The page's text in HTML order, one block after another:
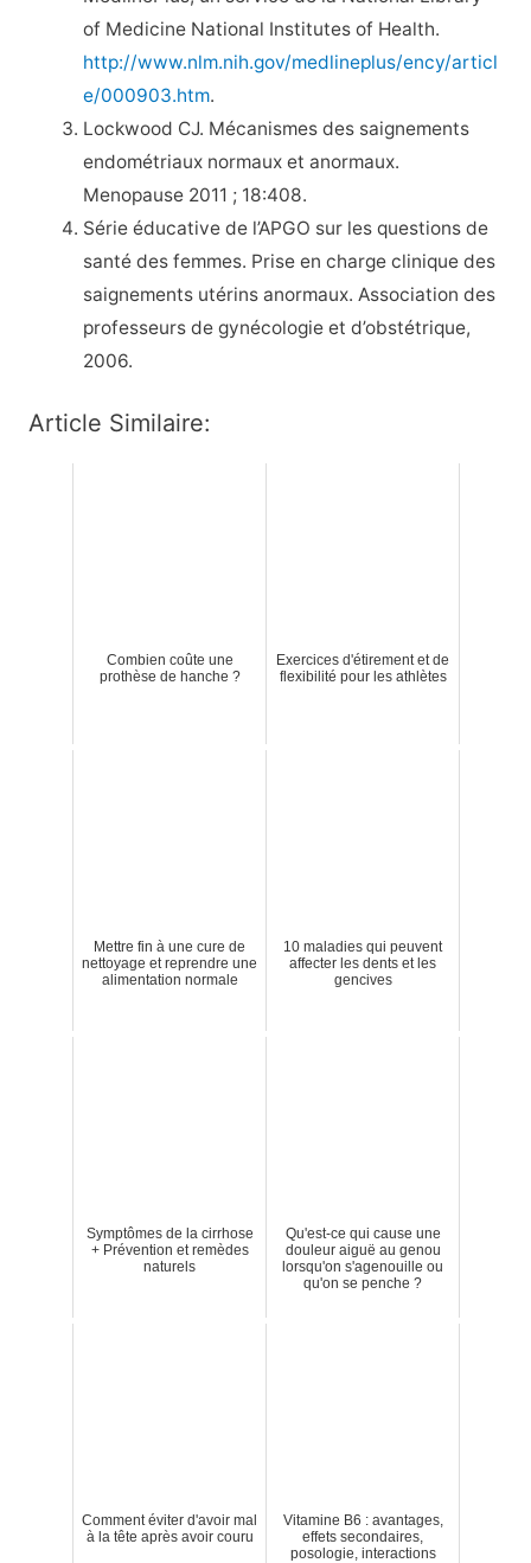
of Medicine National Institutes of Health.
http://www.nlm.nih.gov/medlineplus/ency/articl
e/000903.htm.
Lockwood CJ. Mécanismes des saignements
endométriaux normaux et anormaux.
Menopause 2011 ; 18:408.
Série éducative de l’APGO sur les questions de
santé des femmes. Prise en charge clinique des
saignements utérins anormaux. Association des
professeurs de gynécologie et d’obstétrique,
2006.
Article Similaire:
Combien coûte une
prothèse de hanche ?
Exercices d'étirement et de
flexibilité pour les athlètes
Mettre fin à une cure de
nettoyage et reprendre une
alimentation normale
10 maladies qui peuvent
affecter les dents et les
gencives
Symptômes de la cirrhose
+ Prévention et remèdes
naturels
Qu'est-ce qui cause une
douleur aiguë au genou
lorsqu'on s'agenouille ou
qu'on se penche ?
Comment éviter d'avoir mal
à la tête après avoir couru
Vitamine B6 : avantages,
effets secondaires,
posologie, interactions